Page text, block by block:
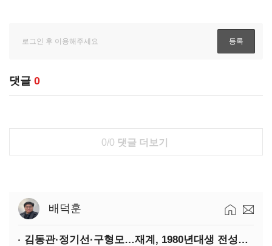
댓글 0
0/0 댓글 더보기
배덕훈
김동관·정기선·구형모…재계, 1980년대생 전성시대